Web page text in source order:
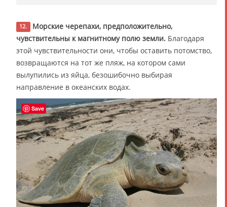
12.
Морские черепахи, предположительно,
чувствительны к магнитному полю земли. Благодаря
этой чувствительности они, чтобы оставить потомство,
возвращаются на тот же пляж, на котором сами
вылупились из яйца, безошибочно выбирая
направление в океанских водах.
Save